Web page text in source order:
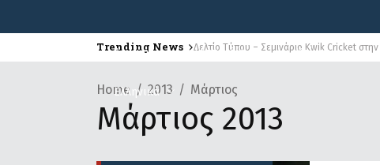
Αρχική Ομοσπονδία Κρίκετ
Ελληνικά
Trending News Δελτίο Τύπου – Σεμινάριο Kwik Cricket στην
Home 2013 Μάρτιος
Μάρτιος 2013